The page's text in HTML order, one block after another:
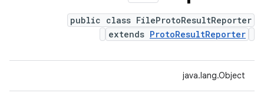
public class FileProtoResultReporter
extends ProtoResultReporter
java.lang.Object